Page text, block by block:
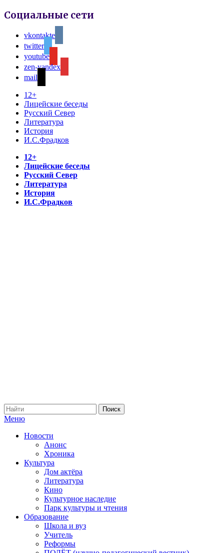
Социальные сети
vkontakte
twitter
youtube
zen-yandex
mail
12+
Лицейские беседы
Русский Север
Литература
История
И.С.Фрадков
12+
Лицейские беседы
Русский Север
Литература
История
И.С.Фрадков
Меню
Новости
Анонс
Хроника
Культура
Дом актёра
Литература
Кино
Культурное наследие
Парк культуры и чтения
Образование
Школа и вуз
Учитель
Реформы